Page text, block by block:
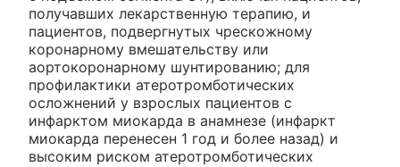
получавших лекарственную терапию, и
пациентов, подвергнутых чрескожному
коронарному вмешательству или
аортокоронарному шунтированию; для
профилактики атеротромботических
осложнений у взрослых пациентов с
инфарктом миокарда в анамнезе (инфаркт
миокарда перенесен 1 год и более назад) и
высоким риском атеротромботических